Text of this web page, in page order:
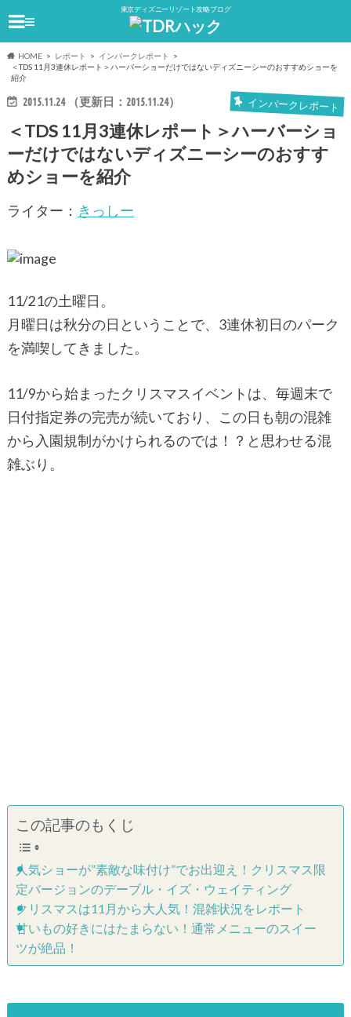
東京ディズニーリゾート攻略ブログ
≡
HOME レポート
インパークレポート
＜TDS 11月3連休レポート＞ハーバーショーだけではないディズニーシーのおすすめショーを
紹介
2015.11.24（更新日： 2015.11.24） インパークレポート
＜TDS 11月3連休レポート＞ハーバーショ
ーだけではないディズニーシーのおすす
めショーを紹介
ライター： きっしー
11/21の土曜日。
月曜日は秋分の日ということで、3連休初日のパーク
を満喫してきました。
11/9から始まったクリスマスイベントは、毎週末で
日付指定券の完売が続いており、この日も朝の混雑
から入園規制がかけられるのでは！？と思わせる混
雑ぶり。
この記事のもくじ
人気ショーが”素敵な味付け”でお出迎え！クリスマス限
定バージョンのデーブル・イズ・ウェイティング
クリスマスは11月から大人気！混雑状況をレポート
甘いもの好きにはたまらない！通常メニューのスイー
ツが絶品！